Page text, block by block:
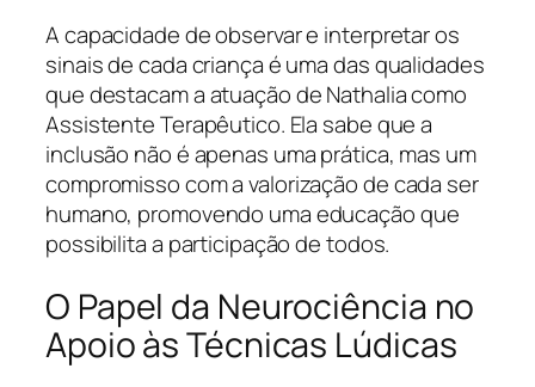
A capacidade de observar e interpretar os
sinais de cada criança é uma das qualidades
que destacam a atuação de Nathalia como
Assistente Terapêutico. Ela sabe que a
inclusão não é apenas uma prática, mas um
compromisso com a valorização de cada ser
humano, promovendo uma educação que
possibilita a participação de todos.
O Papel da Neurociência no
Apoio às Técnicas Lúdicas